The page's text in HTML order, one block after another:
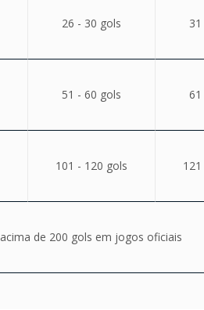
26 - 30 gols
51 - 60 gols
101 - 120 gols
acima de 200 gols em jogos oficiais